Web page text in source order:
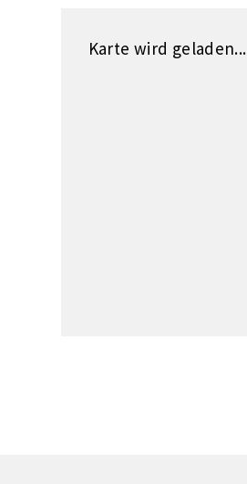
Karte wird geladen...